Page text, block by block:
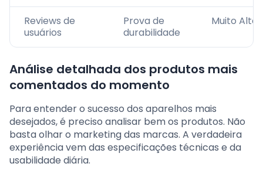
Reviews de
usuários
Prova de
durabilidade
Muito Alto
Análise detalhada dos produtos mais
comentados do momento
Para entender o sucesso dos aparelhos mais
desejados, é preciso analisar bem os produtos. Não
basta olhar o marketing das marcas. A verdadeira
experiência vem das especificações técnicas e da
usabilidade diária.